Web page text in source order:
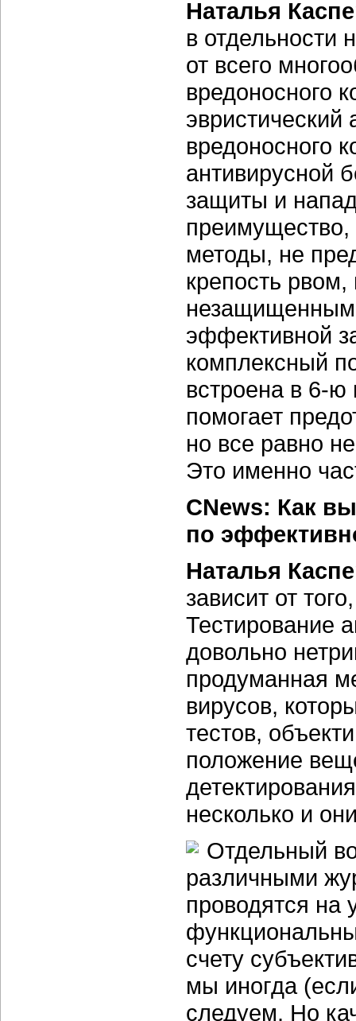
Наталья
в отдельности
от всего
вредоносного
вредоносного
антивирусной
защиты и
преимущество,
методы, не
крепость
эффективной
комплексный
встроена в 6-ю
помогает
но все равно
Это именно
CNews: Как
по
Наталья
зависит от
Тестирование
довольно
продуманная
вирусов,
тестов,
положение
несколько и
Отдельный
различными
проводятся на
счету
мы иногда
следуем. Но